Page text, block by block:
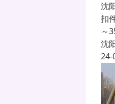
沈
扣
～
沈
24-